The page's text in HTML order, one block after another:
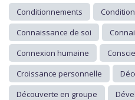
Conditionnements
Connaissance de soi
Connexion humaine
Croissance personnelle
Découverte en groupe